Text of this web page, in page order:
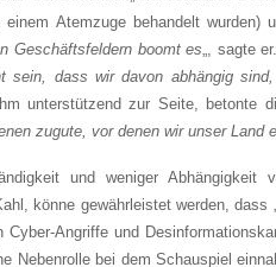
Atemzuge behandelt
Geschäftsfeldern boomt es „, sagte
sein, dass wir davon abhängig
unterstützend zur Seite, betonte
zugute, vor denen wir unser Land
und weniger
könne gewährleistet werden, dass „
Angriffe und
Nebenrolle bei dem Schauspiel